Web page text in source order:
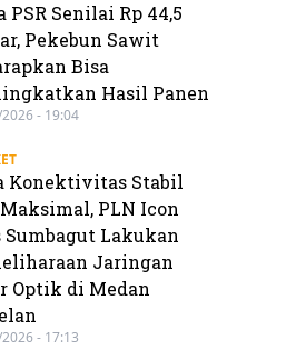
PSR Senilai Rp 44,5
Pekebun Sawit
Bisa
Hasil Panen
- 19:04
Konektivitas Stabil
PLN Icon
Sumbagut Lakukan
Jaringan
Optik di Medan
- 17:13